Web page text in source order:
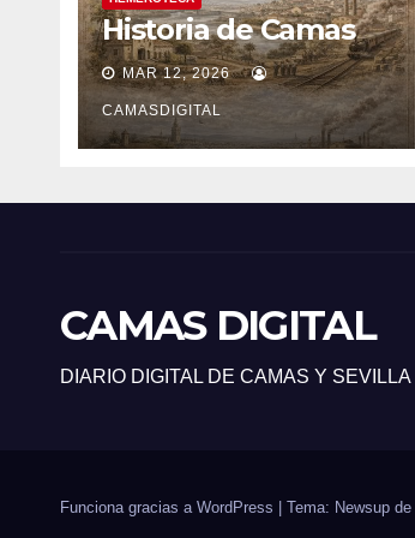
Historia de Camas
MAR 12, 2026
CAMASDIGITAL
CAMAS DIGITAL
DIARIO DIGITAL DE CAMAS Y SEVILLA
Funciona gracias a WordPress Tema: Newsup de